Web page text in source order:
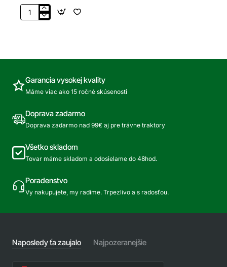
STIHL
Garancia vysokej kvality
Máme viac ako 15 ročné skúsenosti
Doprava zadarmo
Doprava zadarmo nad 99€ aj pre trávne traktory
Všetko skladom
Tovar máme skladom a odosielame do 48hod.
Poradenstvo
Vy nakupujete, my radíme. Trpezlivo a s radosťou.
Naposledy ťa zaujalo Najpozeranejšie